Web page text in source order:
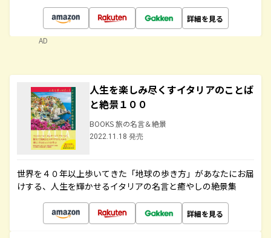
詳細を見る
AD
人生を楽しみ尽くすイタリアのことば
と絶景１００
BOOKS 旅の名言＆絶景
2022.11.18 発売
世界を４０年以上歩いてきた「地球の歩き方」があなたにお届
けする、人生を輝かせるイタリアの名言と癒やしの絶景集
詳細を見る